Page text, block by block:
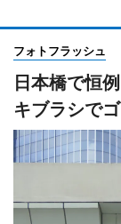
フォトフラッシュ
日本橋で恒
キブラシで